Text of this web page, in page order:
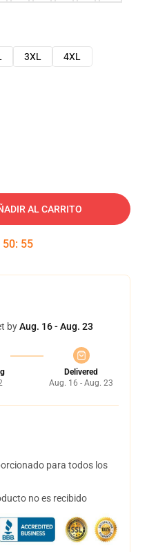
3XL
4XL
AL CARRITO
50: 54
byAug. 16 - Aug. 23
Delivered
Aug. 16 - Aug. 23
para todos los
no es recibido